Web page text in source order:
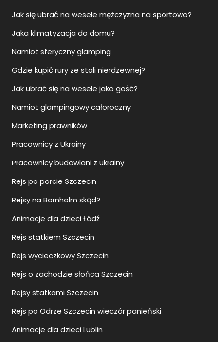
Jak się ubrać na wesele mężczyzna na sportowo?
Jaka klimatyzacja do domu?
Namiot sferyczny glamping
Gdzie kupić rury ze stali nierdzewnej?
Jak ubrać się na wesele jako gość?
Namiot glampingowy całoroczny
Marketing prawników
Pracownicy z Ukrainy
Pracownicy budowlani z ukrainy
Rejs po porcie Szczecin
Rejsy na Bornholm skąd?
Animacje dla dzieci Łódź
Rejs statkiem Szczecin
Rejs wycieczkowy Szczecin
Rejs o zachodzie słońca Szczecin
Rejsy statkami Szczecin
Rejs po Odrze Szczecin wieczór panieński
Animacje dla dzieci Lublin